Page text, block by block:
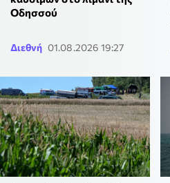
Οδησσού
Διεθνή 01.08.2026 19:27